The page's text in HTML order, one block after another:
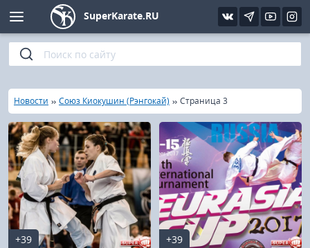
SuperKarate.RU
Главная
»
Новости » Союз Киокушин (Рэнгокай) » Страница 3
+39
+39
Киокушинкай
Кёкусин (IFK)
Шинкиокушинкай
Кекусин-кан
Кикбоксинг и K-1
Бокс
Фото
Видео
Интервью
Статьи
Уроки каратэ
Файлы
Библиотека